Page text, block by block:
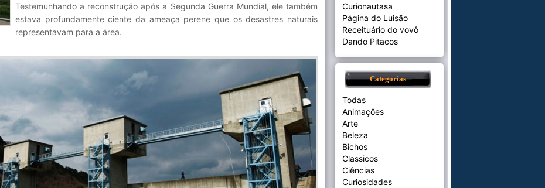
Testemunhando a reconstrução após a Segunda Guerra Mundial, ele também
estava profundamente ciente da ameaça perene que os desastres naturais
representavam para a área.
Curionautasa
Página do Luisão
Receituário do vovô
Dando Pitacos
Categorias
Todas
Animações
Arte
Beleza
Bichos
Classicos
Ciências
Curiosidades